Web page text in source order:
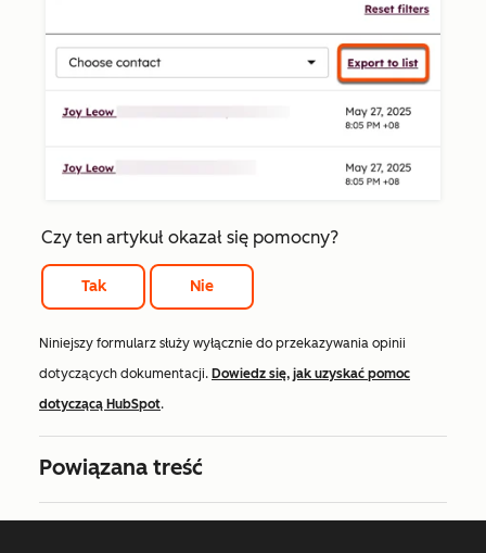
Czy ten artykuł okazał się pomocny?
Tak Nie
Niniejszy formularz służy wyłącznie do przekazywania opinii
dotyczących dokumentacji. Dowiedz się, jak uzyskać pomoc
dotyczącą HubSpot.
Powiązana treść